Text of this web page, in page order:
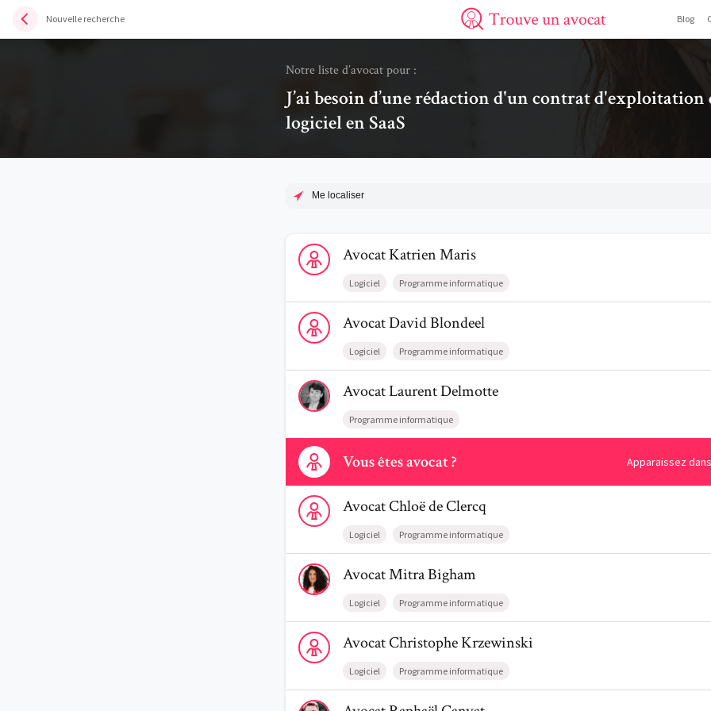
Nouvelle recherche
Trouve un avocat
Blog
Notre liste d’avocat pour :
J’ai besoin d’une rédaction d'un contrat d'exploitation
logiciel en SaaS
Me localiser
Voir le profil de AvocatKatrien Maris
AvocatKatrienMaris
Logiciel Programme informatique
Voir le profil de AvocatDavid Blondeel
AvocatDavidBlondeel
Logiciel Programme informatique
Voir le profil de AvocatLaurent Delmotte
AvocatLaurentDelmotte
Programme informatique
Vous êtes avocat ? Apparaissez
Contactez-nous
Voir le profil de AvocatChloë de Clercq
AvocatChloëde Clercq
Logiciel Programme informatique
Voir le profil de AvocatMitra Bigham
AvocatMitraBigham
Logiciel Programme informatique
Voir le profil de AvocatChristophe Krzewinski
AvocatChristopheKrzewinski
Logiciel Programme informatique
Voir le profil de AvocatRaphaël Canvat